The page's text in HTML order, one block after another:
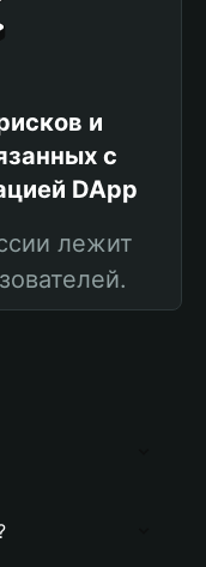
и
с
DApp
лежит